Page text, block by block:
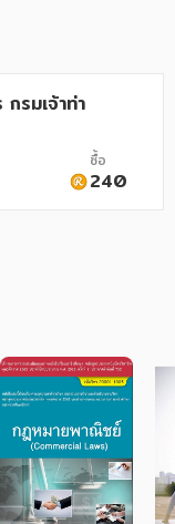
รมเจ้าท่า
ซื้อ
240